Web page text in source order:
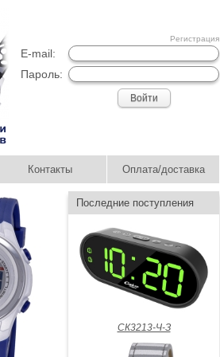
Регистрация
E-mail:
Пароль:
Контакты Оплата/доставка
Последние поступления
СК3213-Ч-З
Новое поступление часов
05.12.2011 08:18:53